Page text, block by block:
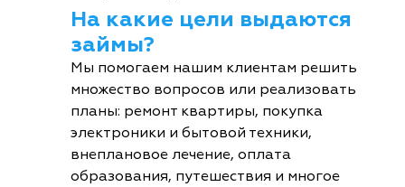
На какие цели выдаются
займы?
Мы помогаем нашим клиентам решить
множество вопросов или реализовать
планы: ремонт квартиры, покупка
электроники и бытовой техники,
внеплановое лечение, оплата
образования, путешествия и многое